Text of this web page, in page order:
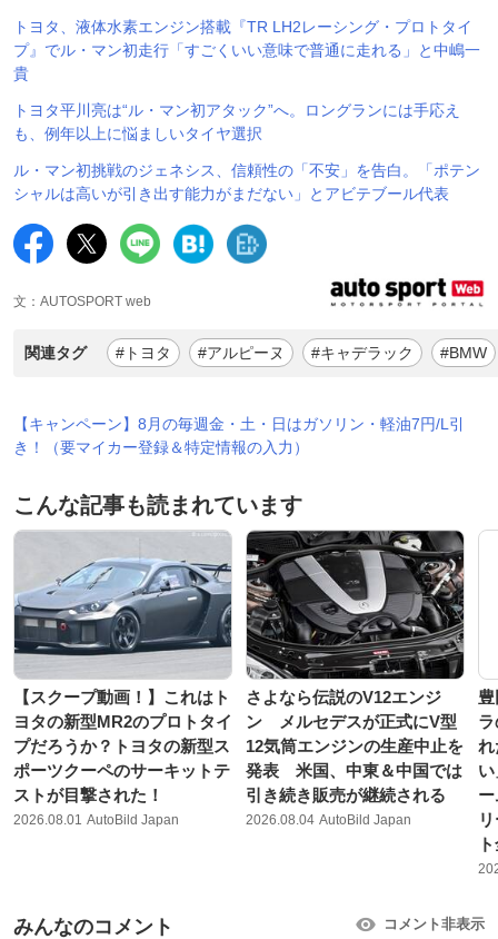
トヨタ、液体水素エンジン搭載『TR LH2レーシング・プロトタイ
プ』でル・マン初走行「すごくいい意味で普通に走れる」と中嶋一
貴
トヨタ平川亮は“ル・マン初アタック”へ。ロングランには手応え
も、例年以上に悩ましいタイヤ選択
ル・マン初挑戦のジェネシス、信頼性の「不安」を告白。「ポテン
シャルは高いが引き出す能力がまだない」とアビテブール代表
文：AUTOSPORT web
関連タグ #トヨタ #アルピーヌ #キャデラック #BMW
【キャンペーン】8月の毎週金・土・日はガソリン・軽油7円/L引
き！（要マイカー登録＆特定情報の入力）
こんな記事も読まれています
【スクープ動画！】これはト
ヨタの新型MR2のプロトタイ
プだろうか？トヨタの新型ス
ポーツクーペのサーキットテ
ストが目撃された！
2026.08.01 AutoBild Japan
さよなら伝説のV12エンジ
ン メルセデスが正式にV型
12気筒エンジンの生産中止を
発表 米国、中東＆中国では
引き続き販売が継続される
2026.08.04 AutoBild Japan
れ
みんなのコメント コメント非表示